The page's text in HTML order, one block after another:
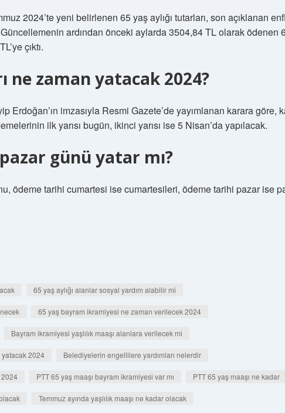
2024’te yeni belirlenen 65 yaş aylığı tutarları, son açıklanan
ardından önceki aylarda 3504,84 TL olarak ödenen
çıktı.
ne zaman yatacak 2024?
Erdoğan’ın imzasıyla Resmi Gazete’de yayımlanan karara göre,
ilk yarısı bugün, ikinci yarısı ise 5 Nisan’da yapılacak.
pazar günü yatar mı?
ödeme tarihi cumartesi ise cumartesileri, ödeme tarihi pazar ise
65 yaş aylığı alanlar sosyal yardım alabilir mi
65 yaş bayram ikramiyesi ne zaman verilecek 2024
Bayram ikramiyesi yaşlılık maaşı alanlara verilecek mi
2024 Belediyelerin engellilere yardımları nelerdir
2024 PTT 65 yaş maaşı bayram ikramiyesi var mı PTT 65 yaş maaşı ne kadar
Temmuz ayında yaşlılık maaşı ne kadar olacak